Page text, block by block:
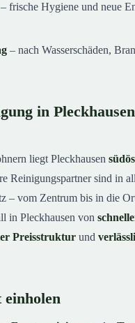
– frische Hygiene und neue
– nach Wasserschäden,
in
liegt Pleckhausen
Reinigungspartner sind in
– vom Zentrum bis in die
in Pleckhausen von
Preisstruktur und
einholen